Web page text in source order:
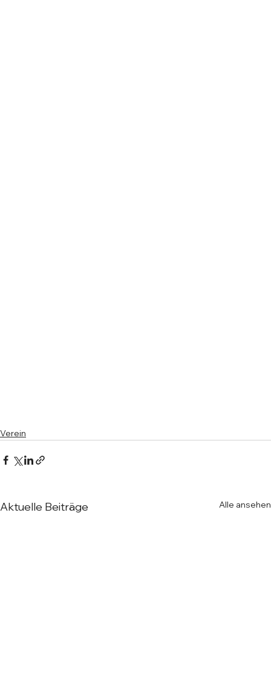
Verein
Aktuelle Beiträge Alle ansehen